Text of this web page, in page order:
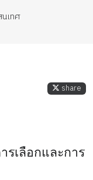
เทศ
share
รเลือกและการ